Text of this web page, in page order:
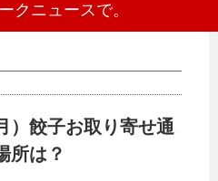
クニュースで。
）餃子お取り寄せ通
所は？